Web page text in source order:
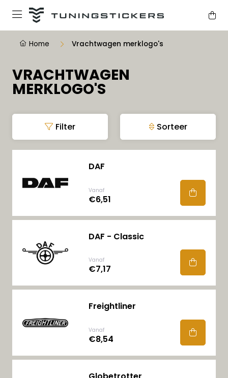
Home Vrachtwagen merklogo's
VRACHTWAGEN
MERKLOGO'S
Filter Sorteer
DAF
Vanaf
€6,51
DAF - Classic
Vanaf
€7,17
Freightliner
Vanaf
€8,54